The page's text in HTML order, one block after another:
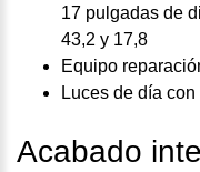
17 pulgadas de
43,2 y 17,8
Equipo
Luces de día
Acabado